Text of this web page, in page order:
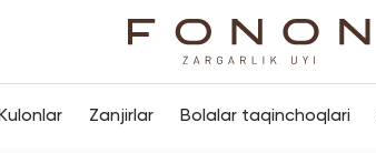
Kulonlar Zanjirlar Bolalar taqinchoqlari